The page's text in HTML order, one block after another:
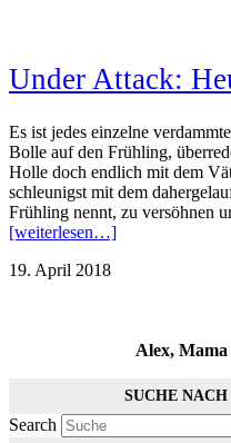
Under Attack:
Es ist jedes einzelne
Bolle auf den Frühling,
Holle doch endlich mit dem
schleunigst mit dem
Frühling nennt, zu versöhnen
[weiterlesen…]
19. April 2018
Alex,
SUCHE
Search